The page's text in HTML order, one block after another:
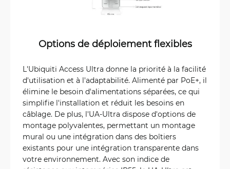
Options de déploiement flexibles
L'Ubiquiti Access Ultra donne la priorité à la facilité
d'utilisation et à l'adaptabilité. Alimenté par PoE+, il
élimine le besoin d'alimentations séparées, ce qui
simplifie l'installation et réduit les besoins en
câblage. De plus, l'UA-Ultra dispose d'options de
montage polyvalentes, permettant un montage
mural ou une intégration dans des boîtiers
existants pour une intégration transparente dans
votre environnement. Avec son indice de